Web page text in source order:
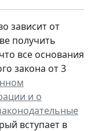
зависит от
получить
все основания
закона от 3
и о
вступает в